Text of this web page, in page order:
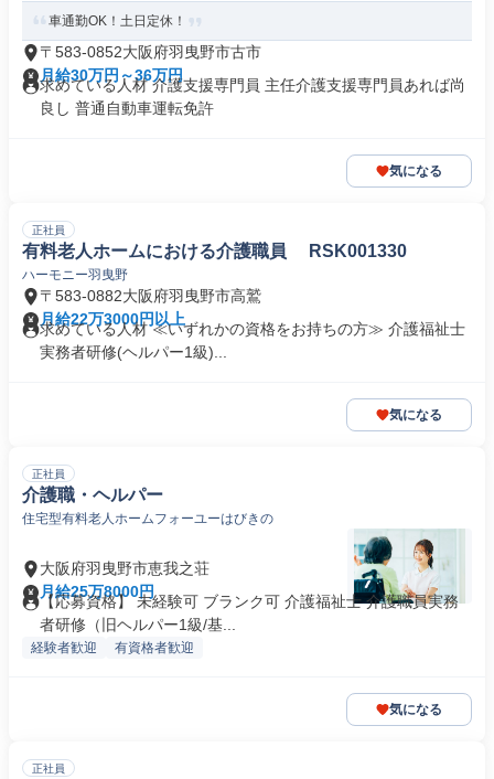
車通勤OK！土日定休！
〒583-0852大阪府羽曳野市古市
月給30万円～36万円
求めている人材 介護支援専門員 主任介護支援専門員あれば尚
良し 普通自動車運転免許
気になる
正社員
有料老人ホームにおける介護職員 RSK001330
ハーモニー羽曳野
〒583-0882大阪府羽曳野市高鷲
月給22万3000円以上
求めている人材 ≪いずれかの資格をお持ちの方≫ 介護福祉士
実務者研修(ヘルパー1級)...
気になる
正社員
介護職・ヘルパー
住宅型有料老人ホームフォーユーはびきの
大阪府羽曳野市恵我之荘
月給25万8000円
【応募資格】 未経験可 ブランク可 介護福祉士 介護職員実務
者研修（旧ヘルパー1級/基...
経験者歓迎 有資格者歓迎
気になる
正社員